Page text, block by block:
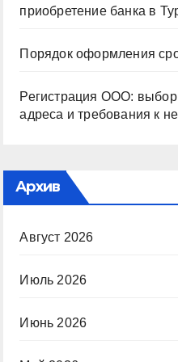
приобретение банка в
Порядок оформления
Регистрация ООО: выбор
адреса и требования к
Архив
Август 2026
Июль 2026
Июнь 2026